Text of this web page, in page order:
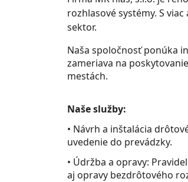
rozhlasové systémy. S
sektor.
Naša spoločnosť ponúka
zameriava na
mestách.
Naše služby:
• Návrh a inštalácia
uvedenie do prevádzky.
• Údržba a opravy:
aj opravy bezdrôtového